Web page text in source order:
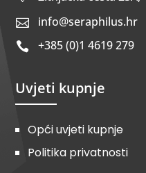
 info@seraphilus.hr
 +385 (0)1 4619 279
Uvjeti kupnje
Opći uvjeti kupnje
Politika privatnosti